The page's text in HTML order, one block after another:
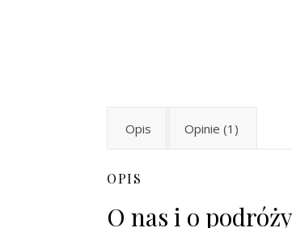
Opis Opinie (1)
OPIS
O nas i o